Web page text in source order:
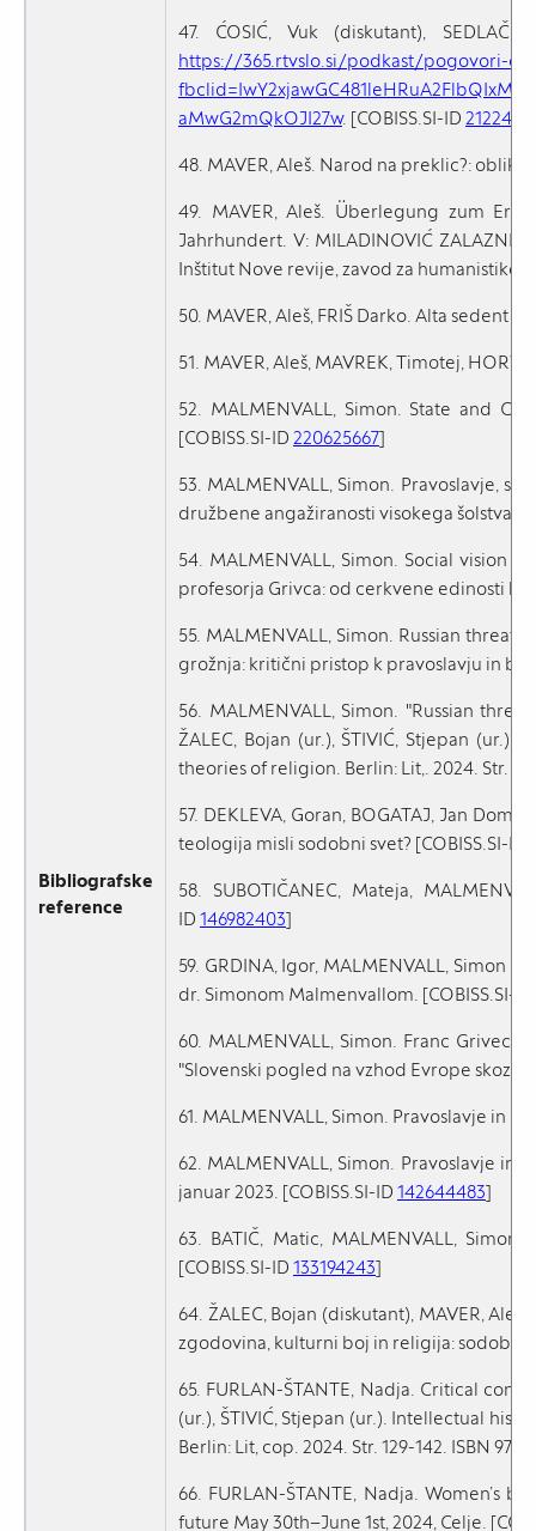
Bibliografske
reference
47. ĆOSIĆ, Vuk (diskutant),
https://365.rtvslo.si/podkast/pogovori-o-
aMwG2mQkOJI27w. [COBISS.SI-ID
48. MAVER, Aleš. Narod na preklic?:
49. MAVER, Aleš. Überlegung zum
Jahrhundert. V: MILADINOVIĆ
Inštitut Nove revije, zavod za humanistiko,
50. MAVER, Aleš, FRIŠ Darko. Alta sedent
51. MAVER, Aleš, MAVREK, Timotej,
52. MALMENVALL, Simon. State and
[COBISS.SI-ID 220625667]
53. MALMENVALL, Simon. Pravoslavje,
družbene angažiranosti visokega šolstva.
54. MALMENVALL, Simon. Social vision
profesorja Grivca: od cerkvene edinosti k
55. MALMENVALL, Simon. Russian
grožnja: kritični pristop k pravoslavju in
56. MALMENVALL, Simon. "Russian
ŽALEC, Bojan (ur.), ŠTIVIĆ, Stjepan
theories of religion. Berlin: Lit,. 2024. Str.
57. DEKLEVA, Goran, BOGATAJ, Jan
teologija misli sodobni svet? [COBISS.SI-ID
58. SUBOTIČANEC, Mateja,
ID 146982403]
59. GRDINA, Igor, MALMENVALL, Simon
dr. Simonom Malmenvallom. [COBISS.SI-ID
60. MALMENVALL, Simon. Franc Grivec
"Slovenski pogled na vzhod Evrope skozi
61. MALMENVALL, Simon. Pravoslavje in
62. MALMENVALL, Simon. Pravoslavje
januar 2023. [COBISS.SI-ID 142644483]
63. BATIČ, Matic, MALMENVALL,
[COBISS.SI-ID 133194243]
64. ŽALEC, Bojan (diskutant), MAVER,
zgodovina, kulturni boj in religija:
65. FURLAN-ŠTANTE, Nadja. Critical
(ur.), ŠTIVIĆ, Stjepan (ur.). Intellectual
Berlin: Lit, cop. 2024. Str. 129-142. ISBN
66. FURLAN-ŠTANTE, Nadja. Women’s
future May 30th–June 1st, 2024, Celje.